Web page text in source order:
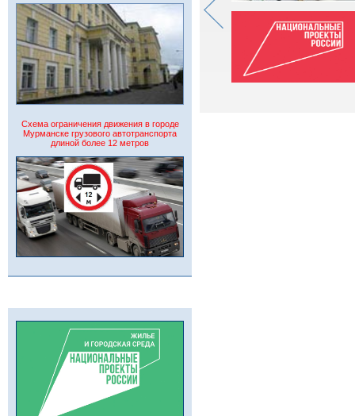
Схема ограничения движения в городе
Мурманске грузового автотранспорта
длиной более 12 метров